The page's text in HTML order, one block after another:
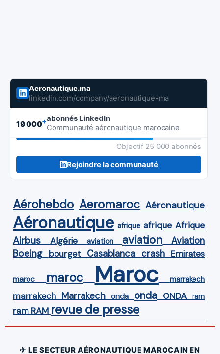
Aeronautique.ma
linkedin.com/company/aeronautique-ma
19 000+abonnés LinkedIn
Communauté aéronautique marocaine
Objectif 25 000 abonnés
Rejoindre la communauté
Aérohebdo Aeromaroc Aéronautique
Aéronautique afrique afrique Afrique
Airbus Algérie aviation aviation Aviation
Boeing bourget Casablanca crash Emirates
maroc maroc Maroc marrakech
marrakech Marrakech onda onda ONDA ram
ram RAM revue de presse
✈ LE SECTEUR AÉRONAUTIQUE MAROCAIN EN